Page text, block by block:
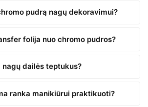
pudrą nagų dekoravimui?
folija nuo chromo pudros?
nagų dailės teptukus?
ranka manikiūrui praktikuoti?